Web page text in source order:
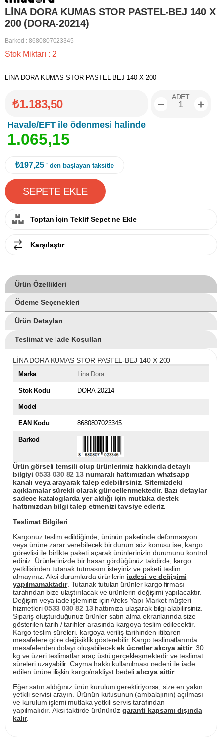
LİNA DORA KUMAS STOR PASTEL-BEJ 140 X
200 (DORA-20214)
Barkod : 8680807023345
Stok Miktarı : 2
LİNA DORA KUMAS STOR PASTEL-BEJ 140 X 200
₺1.183,50
Havale/EFT ile ödenmesi halinde
1.065,15
ADET
₺197,25 ' den başlayan taksitle
Toptan İçin Teklif Sepetine Ekle
Karşılaştır
Ürün Özellikleri
Ödeme Seçenekleri
Ürün Detayları
Teslimat ve İade Koşulları
LİNA DORA KUMAS STOR PASTEL-BEJ 140 X 200
Marka Lina Dora
Stok Kodu DORA-20214
Model
EAN Kodu 8680807023345
Barkod
Ürün görseli temsili olup ürünlerimiz hakkında detaylı
bilgiyi 0533 030 82 13numaralı hattımızdan whatsapp
kanalı veya arayarak talep edebilirsiniz. Sitemizdeki
açıklamalar sürekli olarak güncellenmektedir. Bazı detaylar
sadece kataloglarda yer aldığı için mutlaka destek
hattımızdan bilgi talep etmenizi tavsiye ederiz.
Teslimat Bilgileri
Kargonuz teslim edildiğinde, ürünün paketinde deformasyon
veya ürüne zarar verebilecek bir durum söz konusu ise, kargo
görevlisi ile birlikte paketi açarak ürünlerinizin durumunu kontrol
ediniz. Ürünlerinizde bir hasar gördüğünüz takdirde, kargo
yetkilisinden tutanak tutmasını isteyiniz ve paketi teslim
almayınız. Aksi durumlarda ürünlerin iadesi ve değişimi
yapılmamaktadır. Tutanak tutulan ürünler kargo firması
tarafından bize ulaştırılacak ve ürünlerin değişimi yapılacaktır.
Değişim veya iade işleminiz için Afeks Yapı Market müşteri
hizmetleri0533 030 82 13hattımıza ulaşarak bilgi alabilirsiniz.
Sipariş oluşturduğunuz ürünler satın alma ekranlarında size
gösterilen tarih / tarihler arasında kargoya teslim edilecektir.
Kargo teslim süreleri, kargoya veriliş tarihinden itibaren
mesafelere göre değişiklik gösterebilir. Kargo teslimatlarında
mesafelerden dolayı oluşabilecekek ücretler alıcıya aittir. 30
kg ve üzeri teslimatlar araç üstü gerçekleşmektedir ve teslimat
süreleri uzayabilir. Cayma hakkı kullanılması nedeni ile iade
edilen ürüne ilişkin kargo/nakliyat bedeli alıcıya aittir.
Eğer satın aldığınız ürün kurulum gerektiriyorsa, size en yakın
yetkili servisi arayın. Ürünün kutusunun (ambalajının) açılması
ve kurulum işlemi mutlaka yetkili servis tarafından
yapılmalıdır. Aksi taktirde ürününüz garanti kapsamı dışında
kalır.